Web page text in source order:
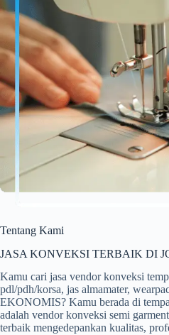
Tentang Kami
JASA KONVEKSI TERBAIK DI
Kamu cari jasa vendor konveksi
pdl/pdh/korsa, jas almamater,
EKONOMIS? Kamu berada di
adalah vendor konveksi semi
terbaik mengedepankan kualitas,